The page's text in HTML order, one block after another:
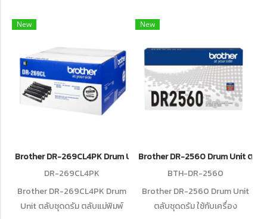
เปิดขวดเติมหมึกให้เลอะมือ เปลี่ยน
การใช้งานของหัวพิมพ์ - สามารถ
พิมพ์ติดกับผิววัสดุได้หลายชนิด
เช่น อะลูมิเนียม พลาสติก แก้ว ผ้า
ใยสังเคราะห์ ฯลฯ - ปริมาณ 47
อยู่ในแทงค์ไม่ต้องเปิดขวดเติม
สะดวก - ช่วยยืดอายุการใช้งาน
ของหัวพิมพ์ - สามารถพิมพ์ติดกับ
ผิววัสดุได้หลายชนิด เช่น
อะลูมิเนียม พลาสติก แก้ว ผ้าใย
New
Brother DR-269CL4PK Drum Unit ตลับชุดดรัม ของแท้ รับประกันศูนย์
DR-269CL4PK
Brother DR-269CL4PK Drum
Unit ตลับชุดดรัม ตลับแม่พิมพ์
New
Brother DR-2560 Drum Unit ตลั
BTH-DR-2560
Brother DR-2560 Drum Unit
ตลับชุดดรัม ใช้กับเครื่อง